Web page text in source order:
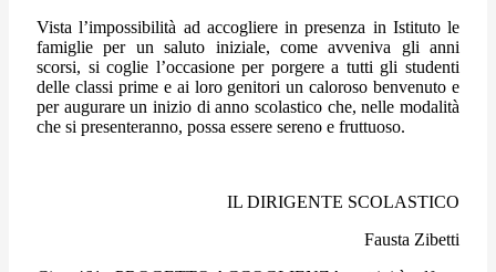
Vista l’impossibilità ad accogliere in presenza in Istituto le
famiglie per un saluto iniziale, come avveniva gli anni
scorsi, si coglie l’occasione per porgere a tutti gli studenti
delle classi prime e ai loro genitori un caloroso benvenuto e
per augurare un inizio di anno scolastico che, nelle modalità
che si presenteranno, possa essere sereno e fruttuoso.
IL DIRIGENTE SCOLASTICO
Fausta Zibetti